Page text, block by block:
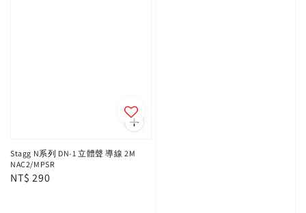
Stagg N系列 DN-1 立體聲 導線 2M
NAC2/MPSR
Regular
NT$ 290